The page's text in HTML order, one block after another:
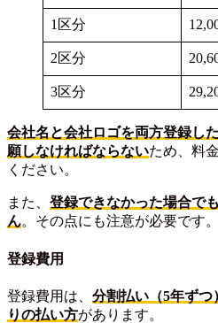
1区分
2区分
3区分
会社名と会社ロゴを両方登録し
願しなければならないため、料
ください。
また、 登録できなかった場合で
ん。その点にも注意が必要です。
登録費用
登録費用は、 分割払い （5年ずつ
りの払い方があります。